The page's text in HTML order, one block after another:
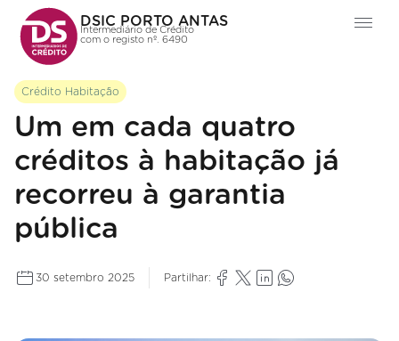
DSIC PORTO ANTAS
Intermediário de Crédito
com o registo nº. 6490
Crédito Habitação
Um em cada quatro
créditos à habitação já
recorreu à garantia
pública
30 setembro 2025 Partilhar: